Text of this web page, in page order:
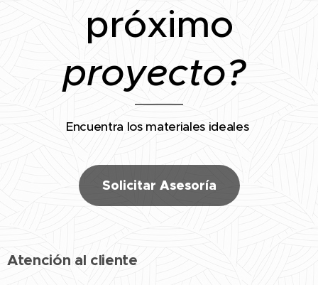
próximo
proyecto?
Encuentra los materiales ideales
Solicitar Asesoría
Atención al cliente